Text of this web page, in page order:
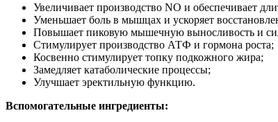
Увеличивает производство NO и обеспечивает
Уменьшает боль в мышцах и ускоряет
Повышает пиковую мышечную выносливость и
Стимулирует производство АТФ и гормона роста;
Косвенно стимулирует топку подкожного жира;
Замедляет катаболические процессы;
Улучшает эректильную функцию.
Вспомогательные ингредиенты: